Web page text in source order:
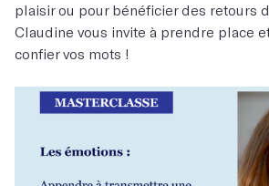
plaisir ou pour bénéficier des retours
Claudine vous invite à prendre place
confier vos mots !